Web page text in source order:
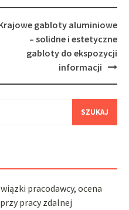
gabloty aluminiowe
– solidne i estetyczne
gabloty do ekspozycji
informacji
pracodawcy, ocena
pracy zdalnej